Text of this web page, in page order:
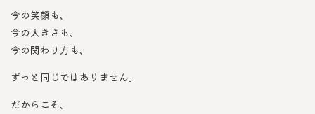
今の笑顔も、
今の大きさも、
今の関わり方も、
ずっと同じではありません。
だからこそ、